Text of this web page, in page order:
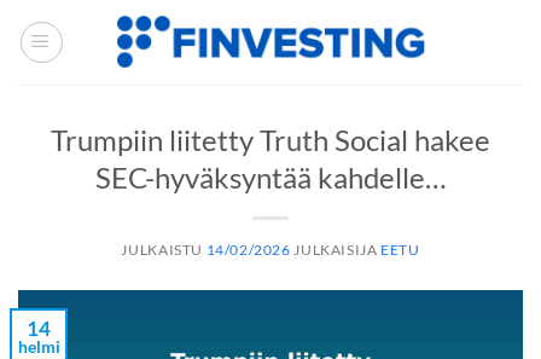
Siirry
sisältöön
Trumpiin liitetty Truth Social hakee
SEC-hyväksyntää kahdelle…
JULKAISTU 14/02/2026 JULKAISIJA EETU
14
helmi